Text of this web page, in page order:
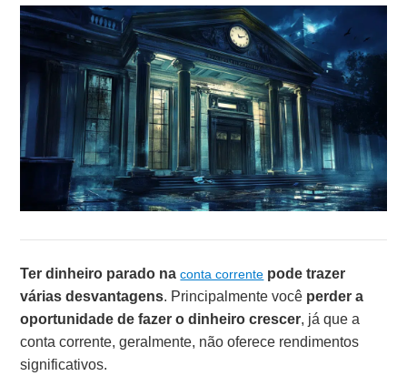
Ter dinheiro parado naconta corrente pode trazer
várias desvantagens. Principalmente você perder a
oportunidade de fazer o dinheiro crescer, já que a
conta corrente, geralmente, não oferece rendimentos
significativos.